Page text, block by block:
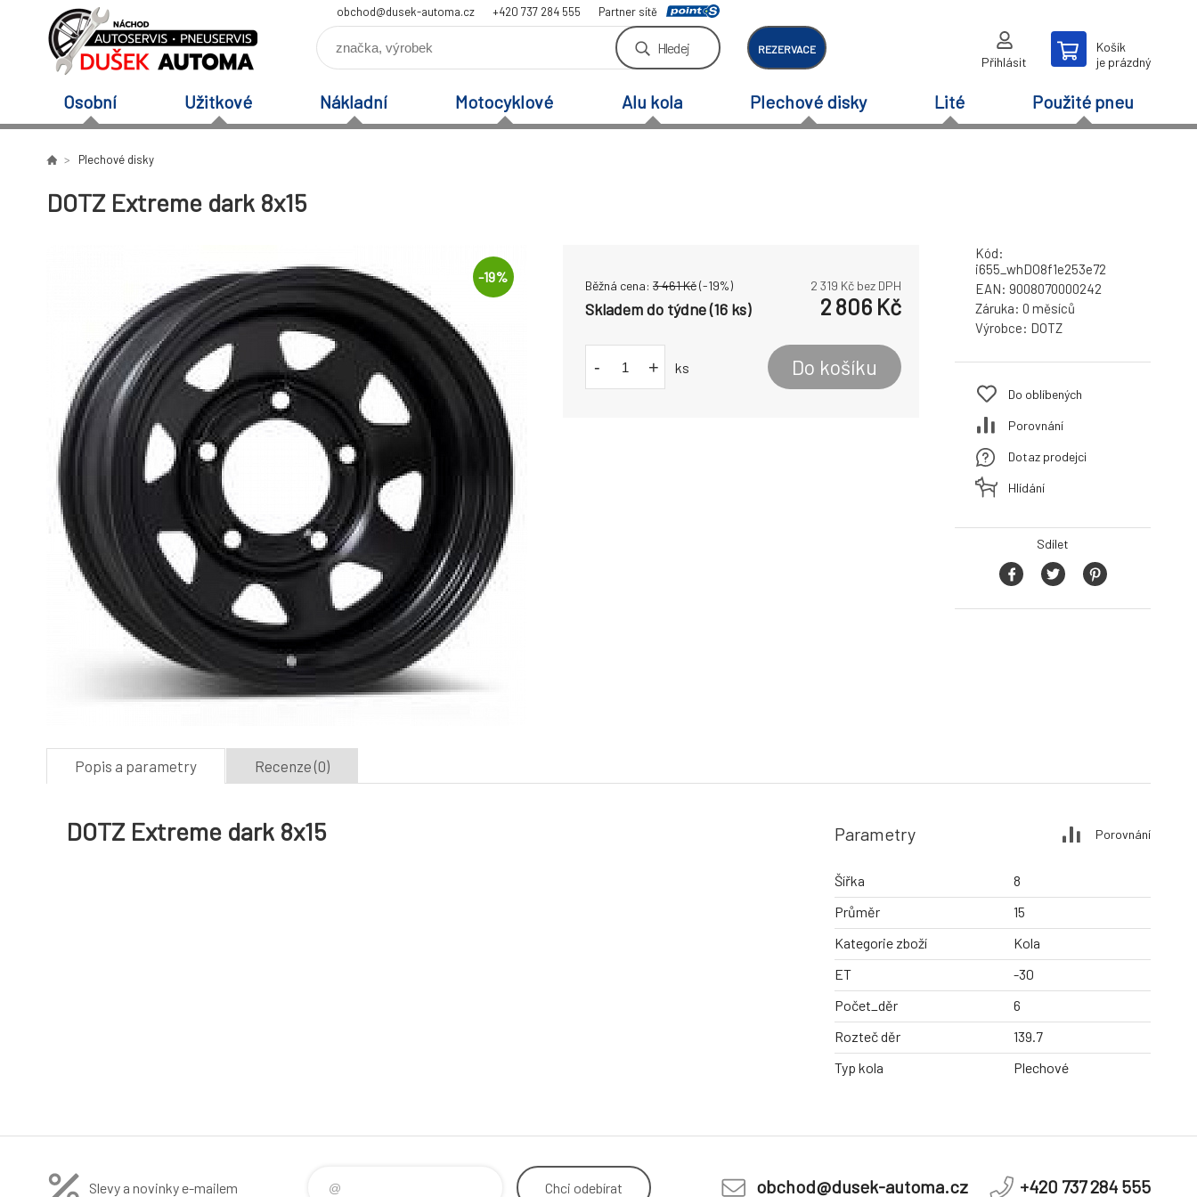
obchod@dusek-automa.cz +420 737 284 555 Partner sítě
Hledej REZERVACE
Přihlásit
Košík
je prázdný
Osobní Užitkové Nákladní Motocyklové Alu kola Plechové disky Lité Použité pneu
Plechové disky
DOTZ Extreme dark 8x15
-19%
Běžná cena: 3 461Kč(-19%) 2 319 Kč bez DPH
Skladem do týdne (16 ks) 2 806 Kč
- + ks Do košíku
Kód:
i655_whDO8f1e253e72
EAN: 9008070000242
Záruka: 0 měsíců
Výrobce: DOTZ
Do oblíbených
Porovnání
Dotaz prodejci
Hlídání
Sdílet
Popis a parametry Recenze (0)
DOTZ Extreme dark 8x15 Parametry Porovnání
Šířka
8
Průměr
15
Kategorie zboží
Kola
ET
-30
Počet_děr
6
Rozteč děr
139.7
Typ kola
Plechové
Slevy a novinky e-mailem Chci odebírat obchod@dusek-automa.cz +420 737 284 555